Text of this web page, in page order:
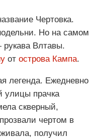
Чертовка.
Но на самом
рукава Влтавы.
от острова Кампа.
легенда. Ежедневно
улицы прачка
скверный,
чертом в
получил